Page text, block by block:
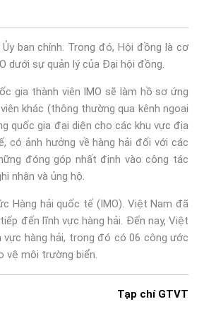
ban chính. Trong đó, Hội đồng là cơ
dưới sự quản lý của Đại hội đồng.
gia thành viên IMO sẽ làm hồ sơ ứng
khác (thông thường qua kênh ngoại
quốc gia đại diện cho các khu vực địa
có ảnh hưởng về hàng hải đối với các
đóng góp nhất định vào công tác
nhận và ủng hộ.
Hàng hải quốc tế (IMO). Việt Nam đã
đến lĩnh vực hàng hải. Đến nay, Việt
hàng hải, trong đó có 06 công ước
vệ môi trường biển.
Tạp chí GTVT